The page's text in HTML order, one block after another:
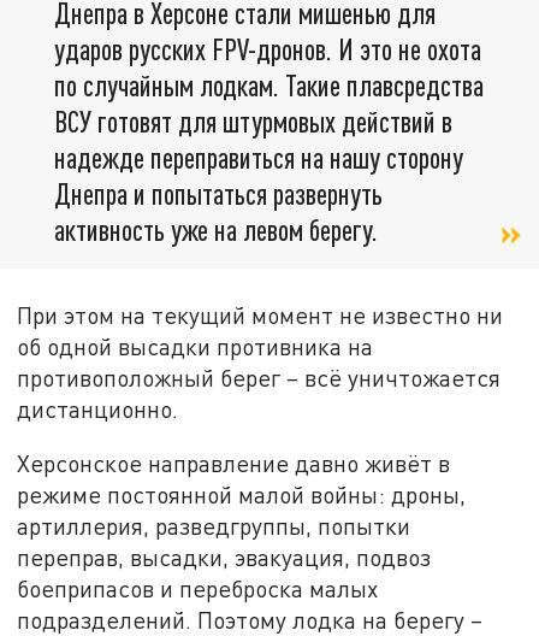
Днепра в Херсоне стали мишенью для
ударов русских FPV-дронов. И это не охота
по случайным лодкам. Такие плавсредства
ВСУ готовят для штурмовых действий в
надежде переправиться на нашу сторону
Днепра и попытаться развернуть
активность уже на левом берегу.
При этом на текущий момент не известно ни
об одной высадки противника на
противоположный берег – всё уничтожается
дистанционно.
Херсонское направление давно живёт в
режиме постоянной малой войны: дроны,
артиллерия, разведгруппы, попытки
переправ, высадки, эвакуация, подвоз
боеприпасов и переброска малых
подразделений. Поэтому лодка на берегу –